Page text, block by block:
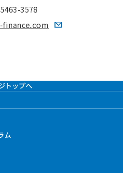
3578
トップへ
ム